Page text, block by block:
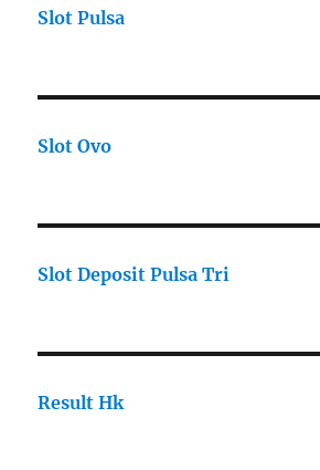
Slot Pulsa
Slot Ovo
Slot Deposit Pulsa Tri
Result Hk